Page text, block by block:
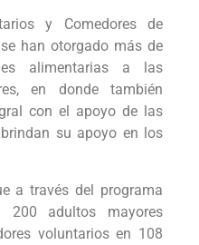
y Comedores de
han otorgado más de
alimentarias a las
en donde también
con el apoyo de las
su apoyo en los
a través del programa
adultos mayores
voluntarios en 108